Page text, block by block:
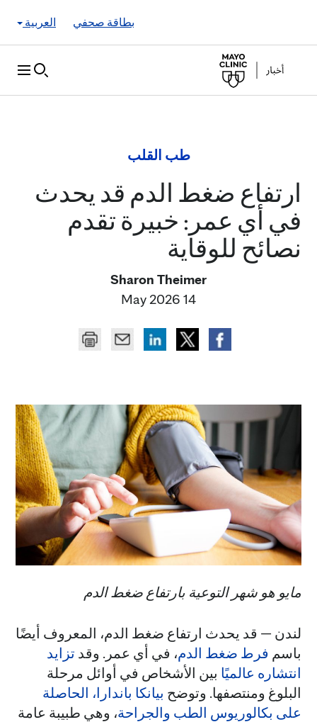
العربية
بطاقة صحفي
طب القلب
ارتفاع ضغط الدم قد يحدث
في أي عمر: خبيرة تقدم
نصائح للوقاية
Sharon Theimer
14 May 2026
مايو هو شهر التوعية بارتفاع ضغط الدم
لندن — قد يحدث ارتفاع ضغط الدم، المعروف أيضًا
باسم فرط ضغط الدم، في أي عمر. وقد تزايد
انتشاره عالميًا بين الأشخاص في أوائل مرحلة
البلوغ ومنتصفها. وتوضح بيانكا باندارا، الحاصلة
على بكالوريوس الطب والجراحة، وهي طبيبة عامة